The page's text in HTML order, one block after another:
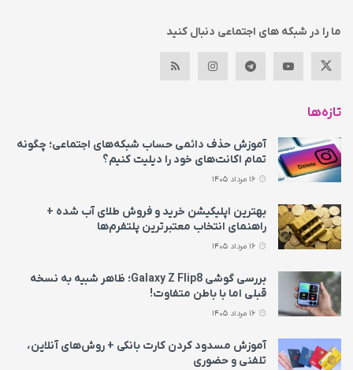
ما را در شبکه های اجتماعی دنبال کنید
تازه‌ها
آموزش حذف دائمی حساب شبکه‌های اجتماعی؛ چگونه
تمام اکانت‌های خود را دیلیت کنیم؟
بهترین اپلیکیشن خرید و فروش طلای آب شده +
راهنمای انتخاب معتبرترین پلتفرم‌ها
بررسی گوشی Galaxy Z Flip8؛ ظاهر شبیه به نسخه
قبلی اما با باطن متفاوت!
آموزش مسدود کردن کارت بانکی + روش‌های آنلاین،
تلفنی و حضوری